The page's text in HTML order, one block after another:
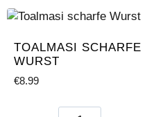
TOALMASI SCHARFE
WURST
€8.99
Toalmasi